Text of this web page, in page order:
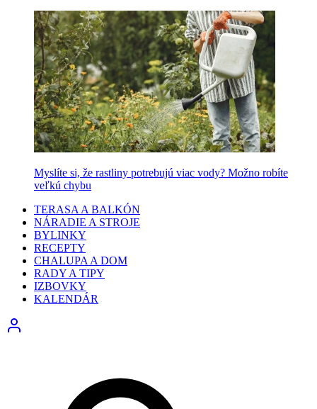
Myslíte si, že rastliny potrebujú viac vody? Možno robíte
veľkú chybu
TERASA A BALKÓN
NÁRADIE A STROJE
BYLINKY
RECEPTY
CHALUPA A DOM
RADY A TIPY
IZBOVKY
KALENDÁR